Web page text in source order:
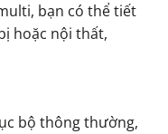
bạn có thể tiết
hoặc nội thất,
bộ thông thường,